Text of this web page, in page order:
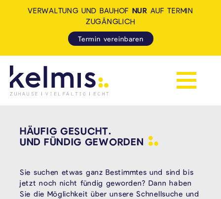
Navigation
VERWALTUNG UND BAUHOF NUR AUF TERMIN
ZUGÄNGLICH
Termin vereinbaren
HÄUFIG GESUCHT.
UND FÜNDIG GEWORDEN
Sie suchen etwas ganz Bestimmtes und sind bis
jetzt noch nicht fündig geworden? Dann haben
Sie die Möglichkeit über unsere Schnellsuche und